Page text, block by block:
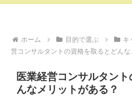
ホーム 目的で選ぶ キ
営コンサルタントの資格を取るとどん
医業経営コンサルタン
んなメリットがある？